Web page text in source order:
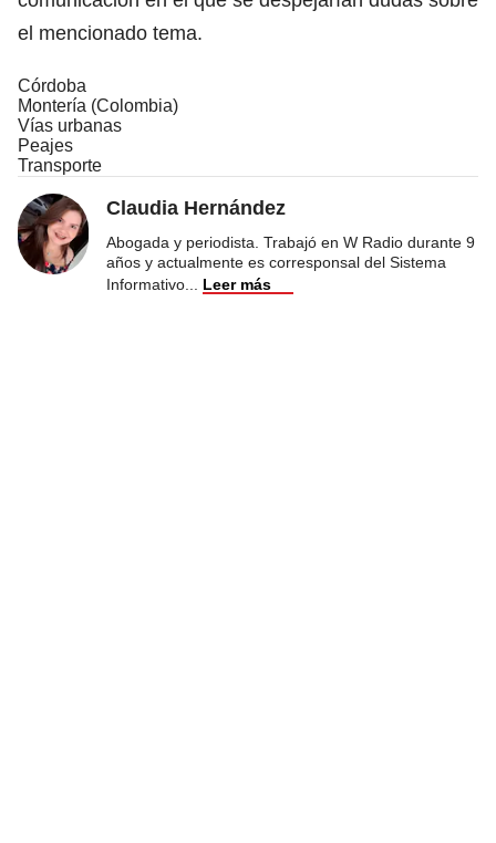
el mencionado tema.
Córdoba
Montería (Colombia)
Vías urbanas
Peajes
Transporte
Claudia Hernández
Abogada y periodista. Trabajó en W Radio durante 9
años y actualmente es corresponsal del Sistema
Informativo
Leer más